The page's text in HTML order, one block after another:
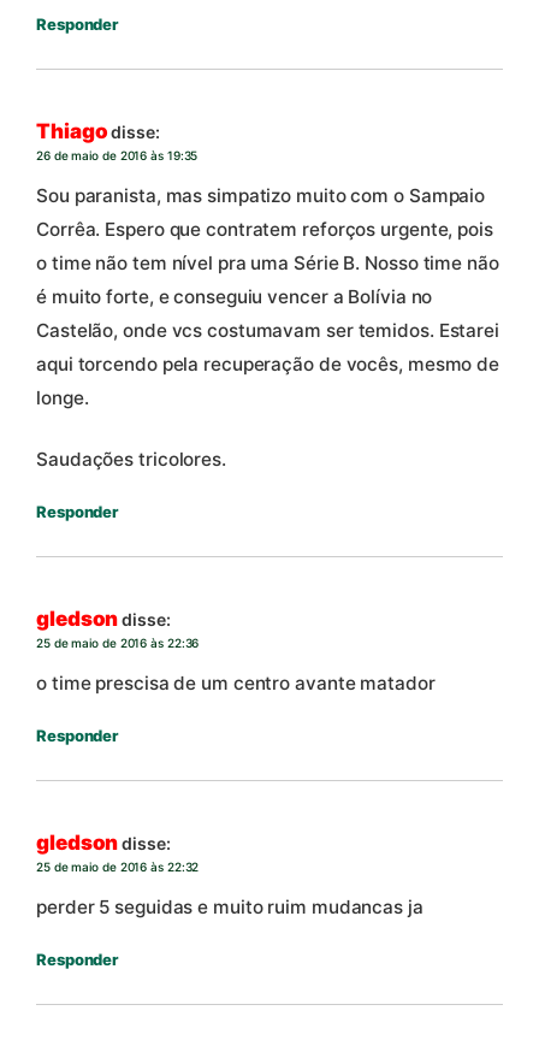
Responder
Thiagodisse:
26 de maio de 2016 às 19:35
Sou paranista, mas simpatizo muito com o Sampaio
Corrêa. Espero que contratem reforços urgente, pois
o time não tem nível pra uma Série B. Nosso time não
é muito forte, e conseguiu vencer a Bolívia no
Castelão, onde vcs costumavam ser temidos. Estarei
aqui torcendo pela recuperação de vocês, mesmo de
longe.
Saudações tricolores.
Responder
gledsondisse:
25 de maio de 2016 às 22:36
o time prescisa de um centro avante matador
Responder
gledsondisse:
25 de maio de 2016 às 22:32
perder 5 seguidas e muito ruim mudancas ja
Responder